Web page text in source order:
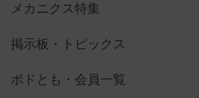
メカニクス特集
掲示板・トピックス
ボドとも・会員一覧